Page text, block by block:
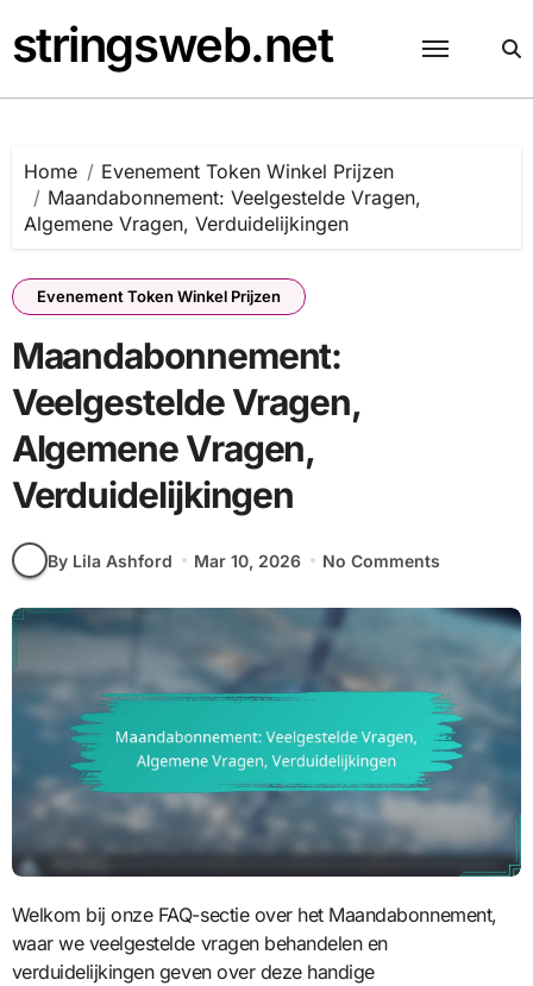
to
content
stringsweb.net
Home
Evenement Token Winkel Prijzen
Maandabonnement: Veelgestelde Vragen,
Algemene Vragen, Verduidelijkingen
Evenement Token Winkel Prijzen
Maandabonnement:
Veelgestelde Vragen,
Algemene Vragen,
Verduidelijkingen
By Lila Ashford Mar 10, 2026 No Comments
Welkom bij onze FAQ-sectie over het Maandabonnement,
waar we veelgestelde vragen behandelen en
verduidelijkingen geven over deze handige